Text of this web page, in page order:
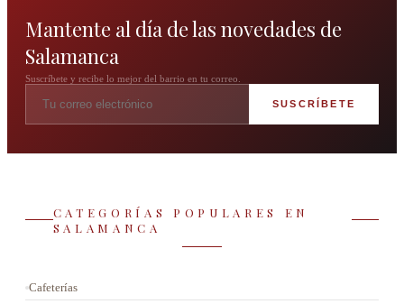
Mantente al día de las novedades de
Salamanca
Suscríbete y recibe lo mejor del barrio en tu correo.
SUSCRÍBETE
CATEGORÍAS POPULARES EN
SALAMANCA
Cafeterías